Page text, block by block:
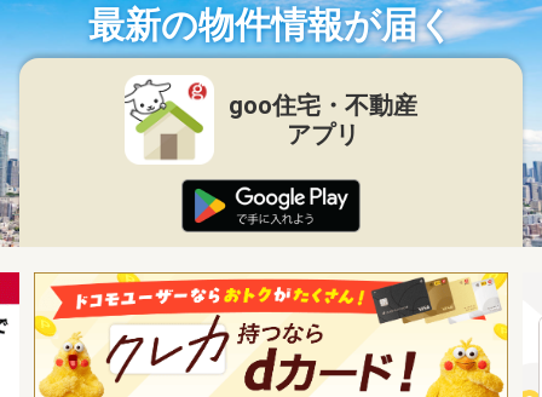
最新の物件情報が届く
goo住宅・不動産
アプリ